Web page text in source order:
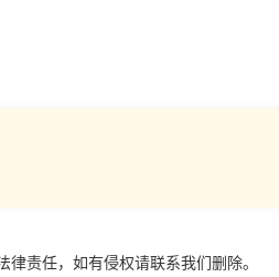
责任，如有侵权请联系我们删除。